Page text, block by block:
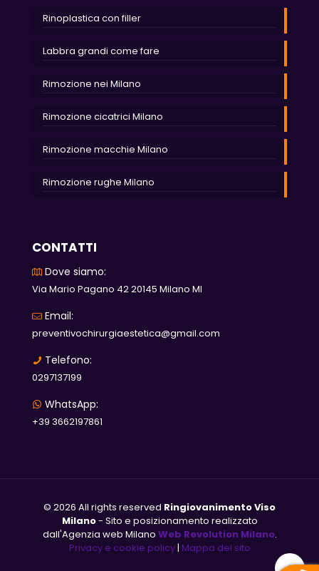
Rinoplastica con filler
Labbra grandi come fare
Rimozione nei Milano
Rimozione cicatrici Milano
Rimozione macchie Milano
Rimozione rughe Milano
CONTATTI
Dove siamo:
Via Mario Pagano 42 20145 Milano MI
Email:
preventivochirurgiaestetica@gmail.com
Telefono:
0297137199
WhatsApp:
+39 3662197861
© 2026 All rights reserved Ringiovanimento Viso
Milano- Sito e posizionamento realizzato
dall'Agenzia web Milano Web Revolution Milano.
Privacy e cookie policy| Mappa del sito